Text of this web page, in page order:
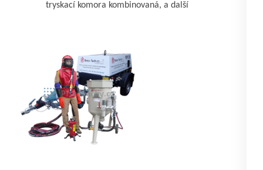
tryskací komora kombinovaná, a další